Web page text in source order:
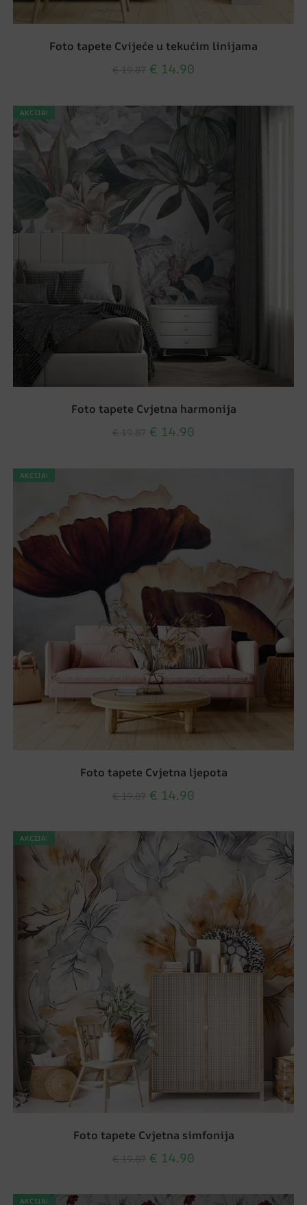
Foto tapete Cvijeće u tekućim linijama
€ 14.90
AKCIJA!
Foto tapete Cvjetna harmonija
€ 14.90
AKCIJA!
Foto tapete Cvjetna ljepota
€ 14.90
AKCIJA!
Foto tapete Cvjetna simfonija
€ 14.90
AKCIJA!